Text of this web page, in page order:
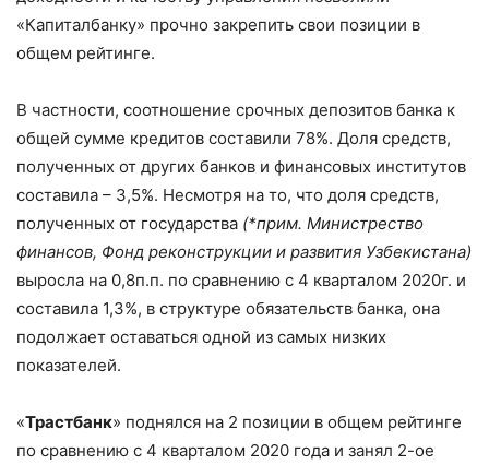
«Капиталбанку» прочно закрепить свои позиции в
общем рейтинге.
В частности, соотношение срочных депозитов банка к
общей сумме кредитов составили 78%. Доля средств,
полученных от других банков и финансовых институтов
составила – 3,5%. Несмотря на то, что доля средств,
полученных от государства (*прим. Министрество
финансов, Фонд реконструкции и развития Узбекистана)
выросла на 0,8п.п. по сравнению с 4 кварталом 2020г. и
составила 1,3%, в структуре обязательств банка, она
подолжает оставаться одной из самых низких
показателей.
«Трастбанк» поднялся на 2 позиции в общем рейтинге
по сравнению с 4 кварталом 2020 года и занял 2-ое